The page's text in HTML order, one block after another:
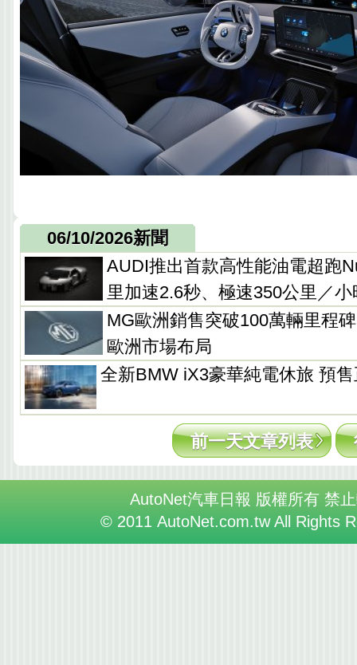
06/10/2026新聞
AUDI推出首款高性能油電超跑
里加速2.6秒、極速350公里／小
MG歐洲銷售突破100萬輛里程
歐洲市場布局
全新BMW iX3豪華純電休旅 預
前一天文章列表
AutoNet汽車日報 版權所有 禁
© 2011 AutoNet.com.tw All Rights